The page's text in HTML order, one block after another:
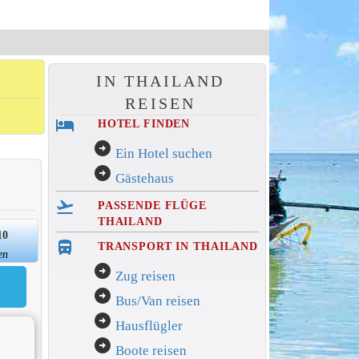
IN THAILAND
REISEN
hotel HOTEL FINDEN
arrow_circle_right Ein Hotel suchen
arrow_circle_right Gästehaus
flight_takeoff
PASSENDE FLÜGE
THAILAND
directions_bus_filled TRANSPORT IN THAILAND
arrow_circle_right Zug reisen
arrow_circle_right Bus/Van reisen
arrow_circle_right Hausflügler
arrow_circle_right Boote reisen